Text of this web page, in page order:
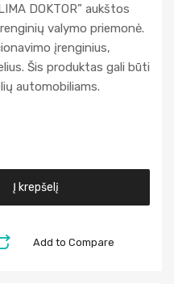
DOKTOR” aukštos
valymo priemonė.
įrenginius,
Šis produktas gali būti
automobiliams.
Į krepšelį
Add to Compare